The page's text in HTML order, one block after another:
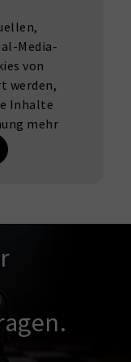
Media-
von
werden,
Inhalte
mehr